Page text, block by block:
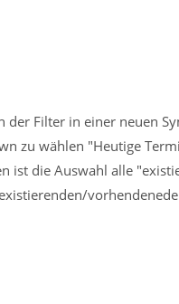
der Filter in einer neuen
zu wählen "Heutige
ist die Auswahl alle